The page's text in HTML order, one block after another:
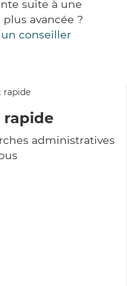
suite à une
avancée ?
conseiller
rapide
administratives